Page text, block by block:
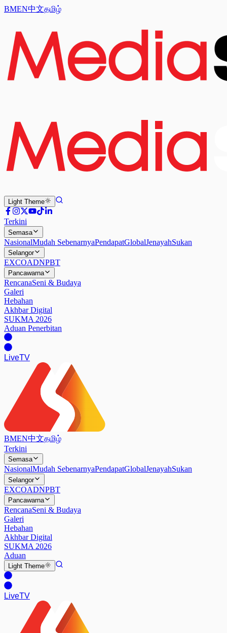
BMEN中文தமிழ்
Light Theme
Terkini
Semasa
NasionalMudah SebenarnyaPendapatGlobalJenayahSukan
Selangor
EXCOADNPBT
Pancawarna
RencanaSeni & Budaya
Galeri
Hebahan
Akhbar Digital
SUKMA 2026
Aduan Penerbitan
LiveTV
BMEN中文தமிழ்
Terkini
Semasa
NasionalMudah SebenarnyaPendapatGlobalJenayahSukan
Selangor
EXCOADNPBT
Pancawarna
RencanaSeni & Budaya
Galeri
Hebahan
Akhbar Digital
SUKMA 2026
Aduan
Light Theme
LiveTV